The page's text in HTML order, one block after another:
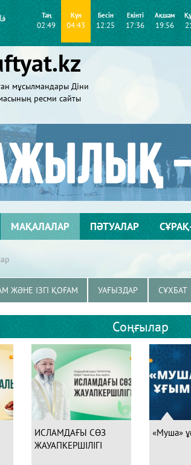
Таң
02:49
Күн
04:43
Бесін
12:25
Екінті
17:36
Ақшам
19:56
мұсылмандары Діни
ресми сайты
МАҚАЛАЛАР ПӘТУАЛАР
ЖӘНЕ ІЗГІ ҚОҒАМ УАҒЫЗДАР СҰХБАТ
Соңғылар
ИСЛАМДАҒЫ СӨЗ
ЖАУАПКЕРШІЛІГІ
«Муша»